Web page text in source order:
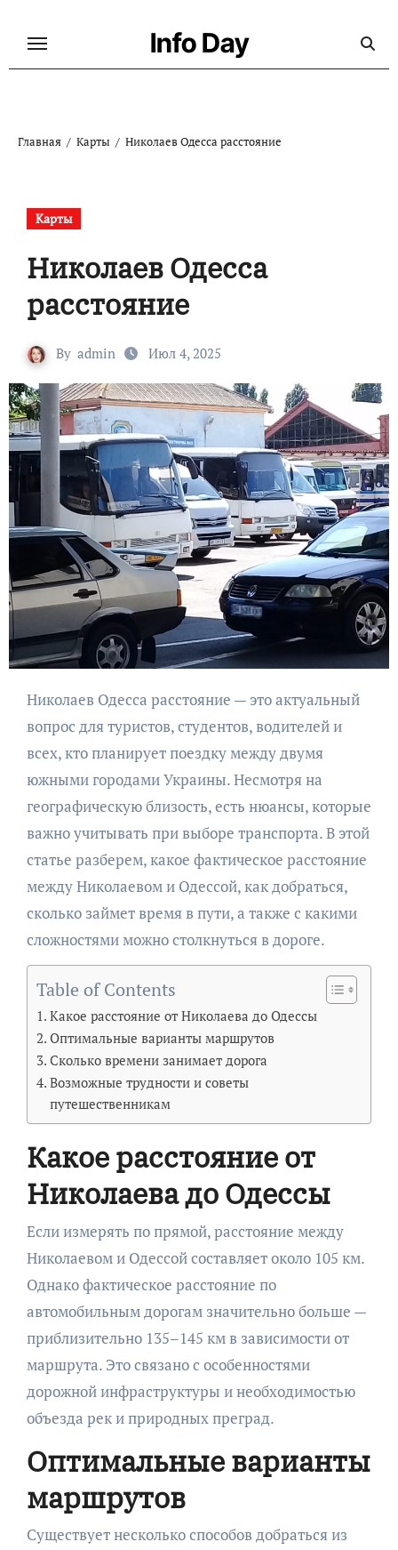
Info Day
Главная Карты Николаев Одесса расстояние
Карты
Николаев Одесса
расстояние
By admin Июл 4, 2025
Николаев Одесса расстояние — это актуальный
вопрос для туристов, студентов, водителей и
всех, кто планирует поездку между двумя
южными городами Украины. Несмотря на
географическую близость, есть нюансы, которые
важно учитывать при выборе транспорта. В этой
статье разберем, какое фактическое расстояние
между Николаевом и Одессой, как добраться,
сколько займет время в пути, а также с какими
сложностями можно столкнуться в дороге.
Table of Contents
Какое расстояние от Николаева до Одессы
Оптимальные варианты маршрутов
Сколько времени занимает дорога
Возможные трудности и советы
путешественникам
Какое расстояние от
Николаева до Одессы
Если измерять по прямой, расстояние между
Николаевом и Одессой составляет около 105 км.
Однако фактическое расстояние по
автомобильным дорогам значительно больше —
приблизительно 135–145 км в зависимости от
маршрута. Это связано с особенностями
дорожной инфраструктуры и необходимостью
объезда рек и природных преград.
Оптимальные варианты
маршрутов
Существует несколько способов добраться из